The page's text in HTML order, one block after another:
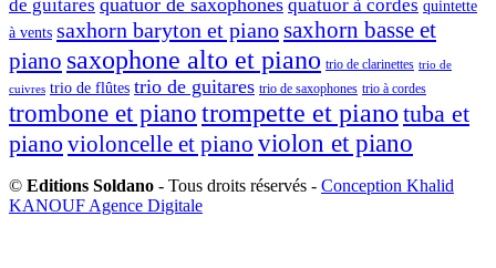
de guitares quatuor de saxophones quatuor à cordes quintette
à vents saxhorn baryton et pianosaxhorn basse et
piano saxophone alto et piano trio de clarinettes trio de
cuivres trio de flûtes trio de guitares trio de saxophones trio à cordes
trombone et piano trompette et piano tuba et
pianovioloncelle et piano violon et piano
© Editions Soldano - Tous droits réservés - Conception Khalid
KANOUF Agence Digitale